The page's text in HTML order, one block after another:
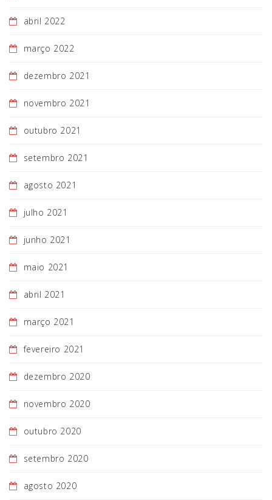
abril 2022
março 2022
dezembro 2021
novembro 2021
outubro 2021
setembro 2021
agosto 2021
julho 2021
junho 2021
maio 2021
abril 2021
março 2021
fevereiro 2021
dezembro 2020
novembro 2020
outubro 2020
setembro 2020
agosto 2020